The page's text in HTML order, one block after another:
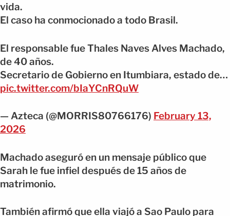
vida.
El caso ha conmocionado a todo Brasil.
El responsable fue Thales Naves Alves Machado,
de 40 años.
Secretario de Gobierno en Itumbiara, estado de…
pic.twitter.com/bIaYCnRQuW
— Azteca (@MORRIS80766176) February 13,
2026
Machado aseguró en un mensaje público que
Sarah le fue infiel después de 15 años de
matrimonio.
También afirmó que ella viajó a Sao Paulo para